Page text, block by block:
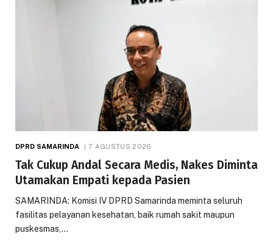
DPRD SAMARINDA 7 AGUSTUS 2026
Tak Cukup Andal Secara Medis, Nakes Diminta
Utamakan Empati kepada Pasien
SAMARINDA: Komisi IV DPRD Samarinda meminta seluruh
fasilitas pelayanan kesehatan, baik rumah sakit maupun
puskesmas,…